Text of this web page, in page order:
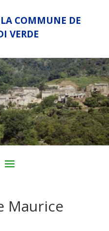
COMMUNE DE
VERDE
Maurice